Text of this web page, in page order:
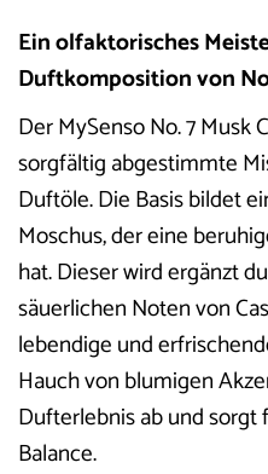
Ein olfaktorisches
Duftkomposition von
Der MySenso No. 7 Musk
sorgfältig abgestimmte
Duftöle. Die Basis bildet
Moschus, der eine
hat. Dieser wird ergänzt
säuerlichen Noten von
lebendige und
Hauch von blumigen
Dufterlebnis ab und
Balance.